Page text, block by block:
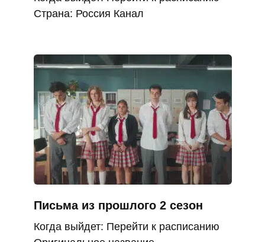
Страна: Россия Канал
Письма из прошлого 2 сезон
Когда выйдет: Перейти к расписанию